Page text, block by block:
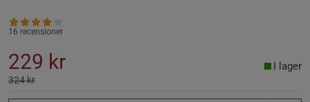
16 recensioner
229 kr
324 kr
I lager